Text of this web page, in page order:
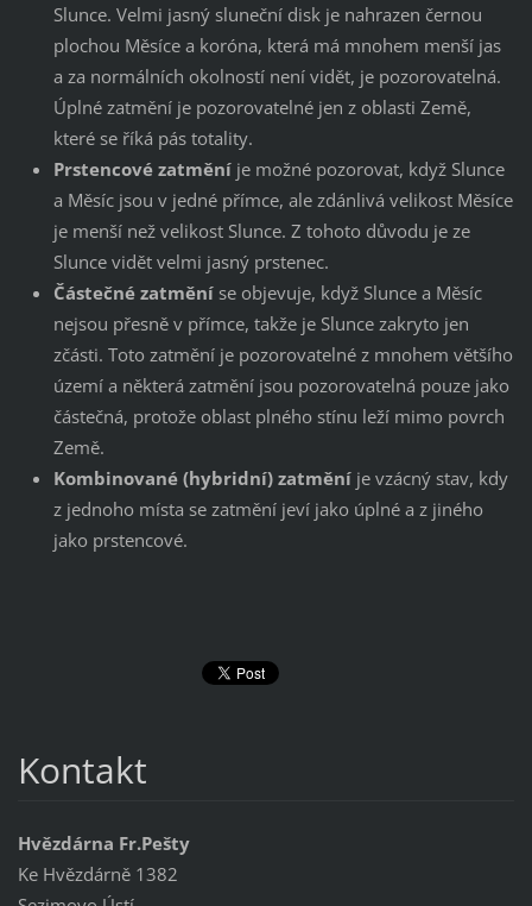
Slunce. Velmi jasný sluneční disk je nahrazen černou
plochou Měsíce a koróna, která má mnohem menší jas
a za normálních okolností není vidět, je pozorovatelná.
Úplné zatmění je pozorovatelné jen z oblasti Země,
které se říká pás totality.
Prstencové zatmění je možné pozorovat, když Slunce
a Měsíc jsou v jedné přímce, ale zdánlivá velikost Měsíce
je menší než velikost Slunce. Z tohoto důvodu je ze
Slunce vidět velmi jasný prstenec.
Částečné zatmění se objevuje, když Slunce a Měsíc
nejsou přesně v přímce, takže je Slunce zakryto jen
zčásti. Toto zatmění je pozorovatelné z mnohem většího
území a některá zatmění jsou pozorovatelná pouze jako
částečná, protože oblast plného stínu leží mimo povrch
Země.
Kombinované (hybridní) zatměníje vzácný stav, kdy
z jednoho místa se zatmění jeví jako úplné a z jiného
jako prstencové.
Kontakt
Hvězdárna Fr.Pešty
Ke Hvězdárně 1382